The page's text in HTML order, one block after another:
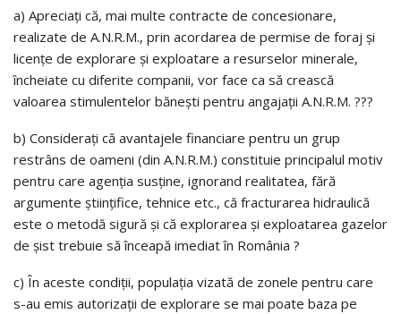
a) Apreciaţi că, mai multe contracte de concesionare,
realizate de A.N.R.M., prin acordarea de permise de foraj şi
licenţe de explorare şi exploatare a resurselor minerale,
încheiate cu diferite companii, vor face ca să crească
valoarea stimulentelor băneşti pentru angajaţii A.N.R.M. ???
b) Consideraţi că avantajele financiare pentru un grup
restrâns de oameni (din A.N.R.M.) constituie principalul motiv
pentru care agenţia susţine, ignorand realitatea, fără
argumente ştiinţifice, tehnice etc., că fracturarea hidraulică
este o metodă sigură şi că explorarea şi exploatarea gazelor
de şist trebuie să înceapă imediat în România ?
c) În aceste condiţii, populaţia vizată de zonele pentru care
s-au emis autorizaţii de explorare se mai poate baza pe